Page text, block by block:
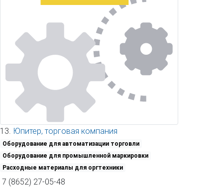
13. Юпитер, торговая компания
Оборудование для автоматизации торговли
Оборудование для промышленной маркировки
Расходные материалы для оргтехники
7 (8652) 27-05-48